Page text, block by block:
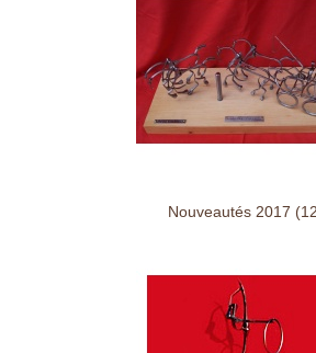
Nouveautés 2017